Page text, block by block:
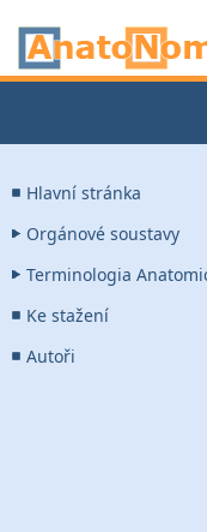
Hlavní stránka
Orgánové soustavy
Terminologia
Ke stažení
Autoři